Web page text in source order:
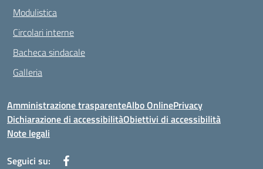
Modulistica
Circolari interne
Bacheca sindacale
Galleria
Amministrazione trasparenteAlbo OnlinePrivacy
Dichiarazione di accessibilitàObiettivi di accessibilità
Note legali
Seguici su: